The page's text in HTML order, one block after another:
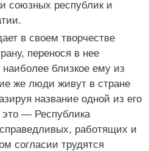
союзных республик и
в своем творчестве
перенося в нее
близкое ему из
же люди живут в стране
название одной из его
это — Республика
работящих и
согласии трудятся